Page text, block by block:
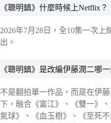
《聰明鎮》什麼時候上Netflix？
2026年7月28日，全10集一次上
出。
《聰明鎮》是改編伊藤潤二哪
不是翻拍單一作品，而是在伊
下，融合《富江》、《雙一》
氣球》、《血玉樹》、《至死